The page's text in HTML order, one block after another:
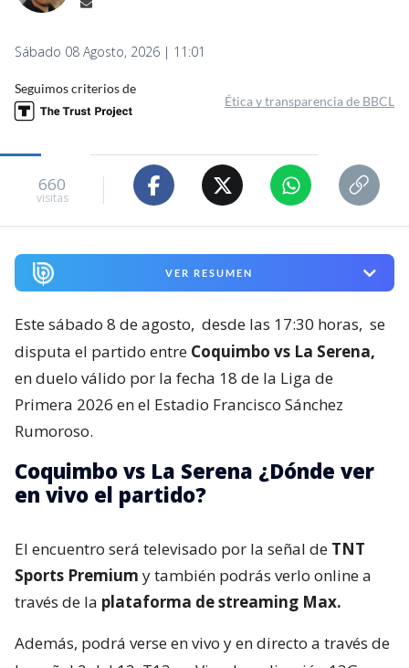
Sábado 08 Agosto, 2026 | 11:01
Seguimos criterios de
Ética y transparencia de BBCL
660
visitas
VER RESUMEN
Este sábado 8 de agosto, desde las 17:30 horas, se
disputa el partido entre Coquimbo vs La Serena,
en duelo válido por la fecha 18 de la Liga de
Primera 2026 en el Estadio Francisco Sánchez
Rumoroso.
Coquimbo vs La Serena ¿Dónde ver
en vivo el partido?
El encuentro será televisado por la señal de TNT
Sports Premium y también podrás verlo online a
través de la plataforma de streaming Max.
Además, podrá verse en vivo y en directo a través de